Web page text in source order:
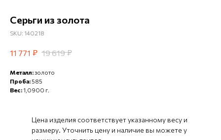
Серьги из золота
SKU: 140218
11 771 ₽ 19 619 ₽
Металл:золото
Проба:585
Вес:1,0900 г.
Цена изделия соответствует указанному весу и
размеру. Уточнить цену и наличие вы можете у